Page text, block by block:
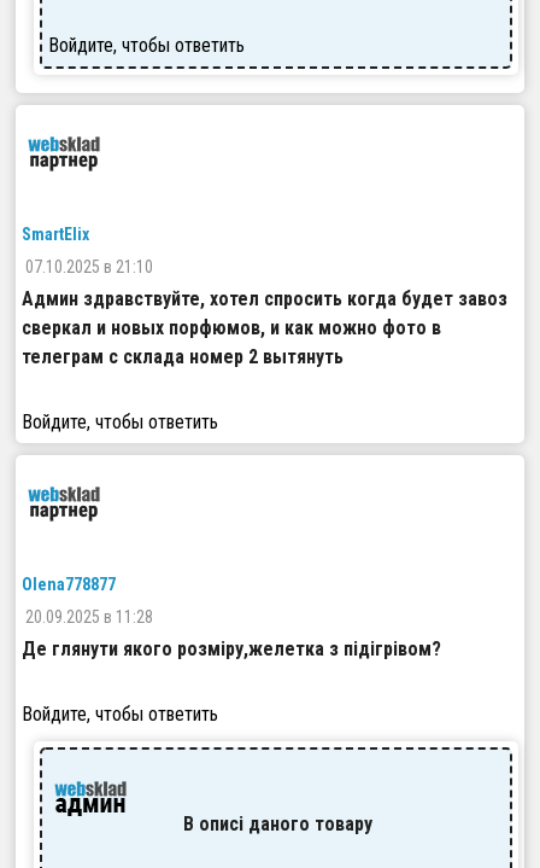
Войдите, чтобы ответить
SmartElix
07.10.2025 в 21:10
Админ здравствуйте, хотел спросить когда будет завоз
сверкал и новых порфюмов, и как можно фото в
телеграм с склада номер 2 вытянуть
Войдите, чтобы ответить
Olena778877
20.09.2025 в 11:28
Де глянути якого розміру,желетка з підігрівом?
Войдите, чтобы ответить
В описі даного товару